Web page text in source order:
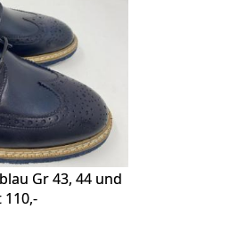
Gr 43, 44 und
110,-